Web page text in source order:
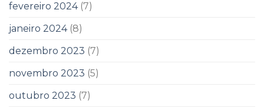
fevereiro 2024(7)
janeiro 2024(8)
dezembro 2023 (7)
novembro 2023 (5)
outubro 2023 (7)